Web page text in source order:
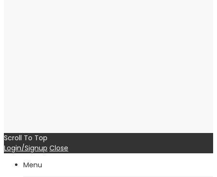
Scroll To Top
Login/Signup Close
Menu